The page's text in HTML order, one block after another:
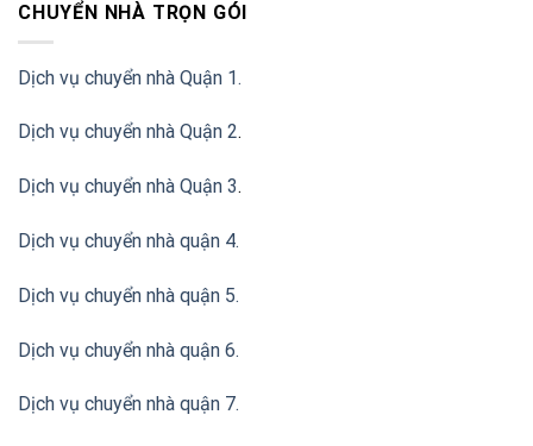
CHUYỂN NHÀ TRỌN GÓI
Dịch vụ chuyển nhà Quận 1.
Dịch vụ chuyển nhà Quận 2.
Dịch vụ chuyển nhà Quận 3.
Dịch vụ chuyển nhà quận 4.
Dịch vụ chuyển nhà quận 5.
Dịch vụ chuyển nhà quận 6.
Dịch vụ chuyển nhà quận 7.